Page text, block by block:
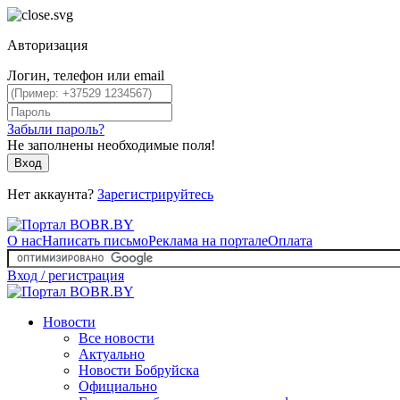
Авторизация
Логин, телефон или email
Забыли пароль?
Не заполнены необходимые поля!
Вход
Нет аккаунта? Зарегистрируйтесь
О насНаписать письмоРеклама на порталеОплата
Вход / регистрация
Новости
Все новости
Актуально
Новости Бобруйска
Официально